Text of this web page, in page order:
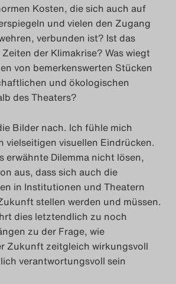
Kosten, die sich auch auf
und vielen den Zugang
verbunden ist? Ist das
der Klimakrise? Was wiegt
von bemerkenswerten Stücken
und ökologischen
des Theaters?
Bilder nach. Ich fühle mich
vielseitigen visuellen Eindrücken.
erwähnte Dilemma nicht lösen,
aus, dass sich auch die
in Institutionen und Theatern
stellen werden und müssen.
dies letztendlich zu noch
zu der Frage, wie
Zukunft zeitgleich wirkungsvoll
verantwortungsvoll sein